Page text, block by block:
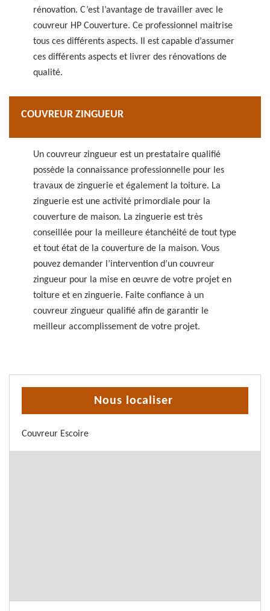
rénovation. C’est l’avantage de travailler avec le
couvreur HP Couverture. Ce professionnel maitrise
tous ces différents aspects. Il est capable d’assumer
ces différents aspects et livrer des rénovations de
qualité.
COUVREUR ZINGUEUR
Un couvreur zingueur est un prestataire qualifié
possède la connaissance professionnelle pour les
travaux de zinguerie et également la toiture. La
zinguerie est une activité primordiale pour la
couverture de maison. La zinguerie est très
conseillée pour la meilleure étanchéité de tout type
et tout état de la couverture de la maison. Vous
pouvez demander l’intervention d’un couvreur
zingueur pour la mise en œuvre de votre projet en
toiture et en zinguerie. Faite confiance à un
couvreur zingueur qualifié afin de garantir le
meilleur accomplissement de votre projet.
Nous localiser
Couvreur Escoire